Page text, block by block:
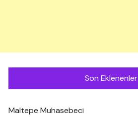
Son Eklenenler
Maltepe Muhasebeci